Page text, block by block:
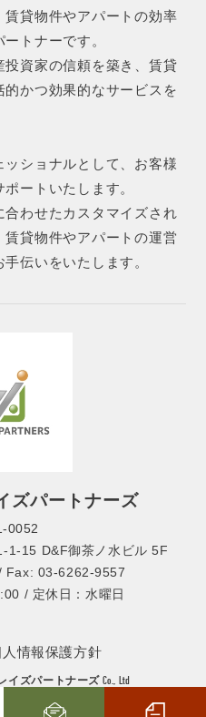
貸物件やアパートの効率
トナーです。
資家の信頼を築き、賃貸
かつ効果的なサービスを
ショナルとして、お客様
ートいたします。
わせたカスタマイズされ
貸物件やアパートの運営
伝いをいたします。
ズパートナーズ
0052
1-15 D&F御茶ノ水ビル 5F
Fax: 03-6262-9557
/ 定休日：水曜日
イズパートナーズ Co., Ltd
人情報保護方針